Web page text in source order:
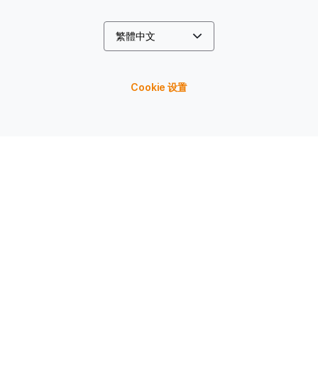
Cookie 设置